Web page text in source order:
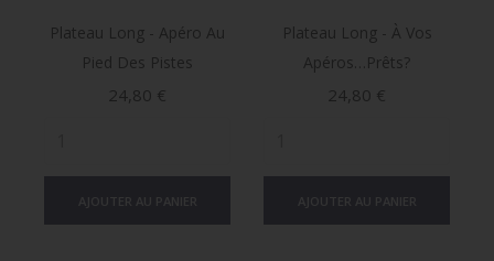
Plateau Long - Apéro Au
Pied Des Pistes
Prix
24,80 €
Plateau Long - À Vos
Apéros…prêts?
Prix
24,80 €